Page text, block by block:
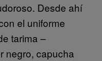
Desde ahí
el uniforme
tarima –
negro, capucha